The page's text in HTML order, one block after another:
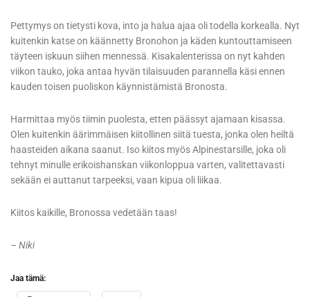
Pettymys on tietysti kova, into ja halua ajaa oli todella korkealla. Nyt
kuitenkin katse on käännetty Bronohon ja käden kuntouttamiseen
täyteen iskuun siihen mennessä. Kisakalenterissa on nyt kahden
viikon tauko, joka antaa hyvän tilaisuuden parannella käsi ennen
kauden toisen puoliskon käynnistämistä Bronosta.
Harmittaa myös tiimin puolesta, etten päässyt ajamaan kisassa.
Olen kuitenkin äärimmäisen kiitollinen siitä tuesta, jonka olen heiltä
haasteiden aikana saanut. Iso kiitos myös Alpinestarsille, joka oli
tehnyt minulle erikoishanskan viikonloppua varten, valitettavasti
sekään ei auttanut tarpeeksi, vaan kipua oli liikaa.
Kiitos kaikille, Bronossa vedetään taas!
– Niki
Jaa tämä: